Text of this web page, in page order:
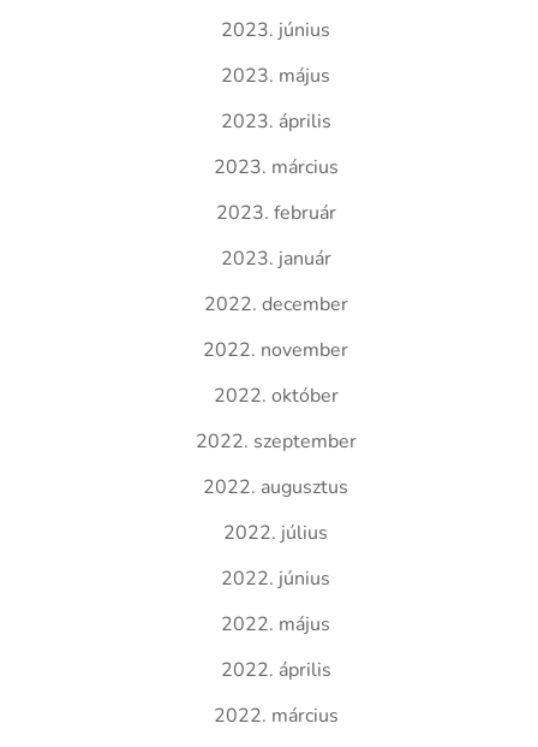
2023. június
2023. május
2023. április
2023. március
2023. február
2023. január
2022. december
2022. november
2022. október
2022. szeptember
2022. augusztus
2022. július
2022. június
2022. május
2022. április
2022. március